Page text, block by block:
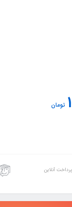
تومان
آنلاین